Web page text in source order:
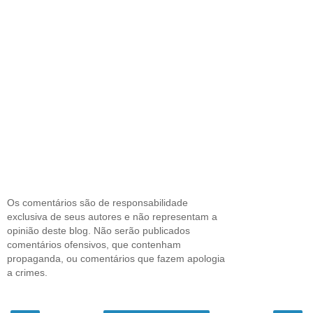
Os comentários são de responsabilidade
exclusiva de seus autores e não representam a
opinião deste blog. Não serão publicados
comentários ofensivos, que contenham
propaganda, ou comentários que fazem apologia
a crimes.